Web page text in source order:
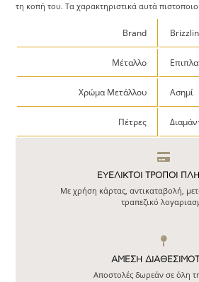
τη κοπή του. Τα χαρακτηριστικά αυτά
Brand
Μέταλλο
Χρώμα Μετάλλου Ασημί
Πέτρες
ΕΥΕΛΙΚΤΟΙ ΤΡΟΠΟΙ
Με χρήση κάρτας, αντικαταβολή,
τραπεζικό
ΆΜΕΣΗ
Αποστολές δωρεάν σε όλη